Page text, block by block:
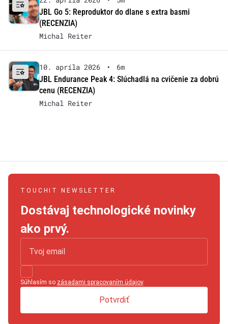
JBL Go 5: Reproduktor do dlane s extra basmi
(RECENZIA)
Michal Reiter
10. apríla 2026 •
6m
JBL Endurance Peak 4: Slúchadlá na cvičenie za dobrú
cenu (RECENZIA)
Michal Reiter
TOUCHIT NEWSLETTER
Dostávaj technologické novinky
ako prvý.
Súhlasím so zásadami spracovaním údajov.
Potvrdiť